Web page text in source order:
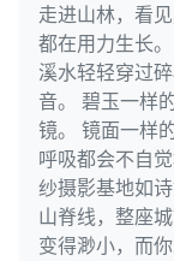
走进山林，看
都在用力生长
溪水轻轻穿过
音。 碧玉一样
镜。 镜面一样
呼吸都会不自
纱摄影基地如
山脊线，整座
变得渺小，而